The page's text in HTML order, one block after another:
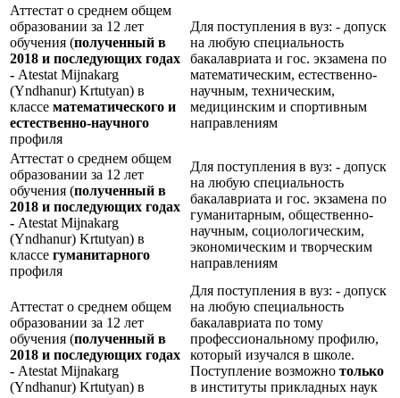
Аттестат о среднем общем
образовании за 12 лет
обучения (полученный в
2018 и последующих годах
- Atestat Mijnakarg
(Yndhanur) Krtutyan) в
классе математического и
естественно-научного
профиля
Для поступления в вуз: - допуск
на любую специальность
бакалавриата и гос. экзамена по
математическим, естественно-
научным, техническим,
медицинским и спортивным
направлениям
Аттестат о среднем общем
образовании за 12 лет
обучения (полученный в
2018 и последующих годах
- Atestat Mijnakarg
(Yndhanur) Krtutyan) в
классе гуманитарного
профиля
Для поступления в вуз: - допуск
на любую специальность
бакалавриата и гос. экзамена по
гуманитарным, общественно-
научным, социологическим,
экономическим и творческим
направлениям
Аттестат о среднем общем
образовании за 12 лет
обучения (полученный в
2018 и последующих годах
- Atestat Mijnakarg
(Yndhanur) Krtutyan) в
Для поступления в вуз: - допуск
на любую специальность
бакалавриата по тому
профессиональному профилю,
который изучался в школе.
Поступление возможно только
в институты прикладных наук